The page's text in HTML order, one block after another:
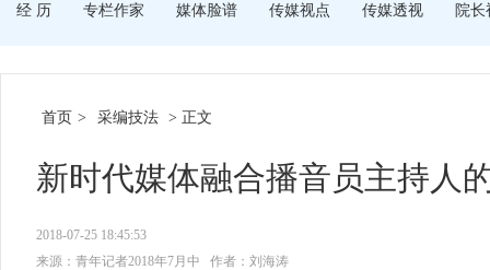
经 历 专栏作家 媒体脸谱 传媒视点 传媒透视 院长
首页 > 采编技法 > 正文
新时代媒体融合播音员主持人
2018-07-25 18:45:53
来源：青年记者2018年7月中
作者：刘海涛